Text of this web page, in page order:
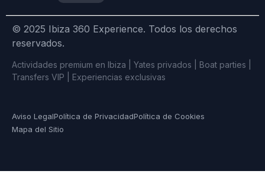
© 2025 Ibiza 360 Experience. Todos los derechos
reservados.
Actividades premium en Ibiza | Yates privados | Boat parties |
Transfers VIP | Experiencias exclusivas
Aviso LegalPolítica de PrivacidadPolítica de Cookies
Mapa del Sitio